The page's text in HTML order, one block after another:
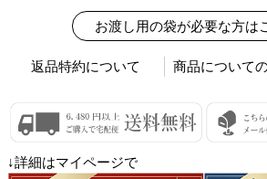
お渡し用の袋が必要な方は
返品特約について 商品について
↓詳細はマイページで